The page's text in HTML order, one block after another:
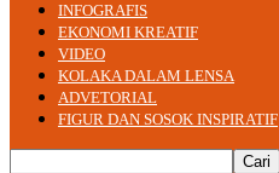
INFOGRAFIS
EKONOMI KREATIF
VIDEO
KOLAKA DALAM LENSA
ADVETORIAL
FIGUR DAN SOSOK INSPIRATIF